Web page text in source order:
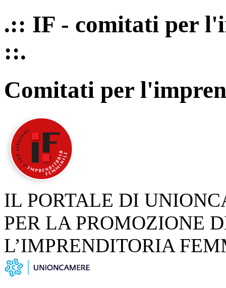
.:: IF - comitati per
::.
Comitati per
IL PORTALE DI
PER LA PROMOZIONE
L’IMPRENDITORIA